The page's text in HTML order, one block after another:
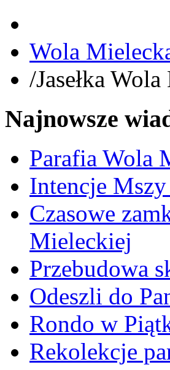
Wola
/Jasełka
Najnowsze
Parafia Wola
Intencje
Czasowe
Mieleckiej
Przebudowa
Odeszli do
Rondo w
Rekolekcje